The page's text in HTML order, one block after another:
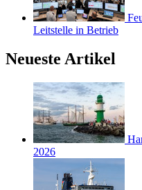
Leitstelle in Betrieb
Neueste Artikel
2026